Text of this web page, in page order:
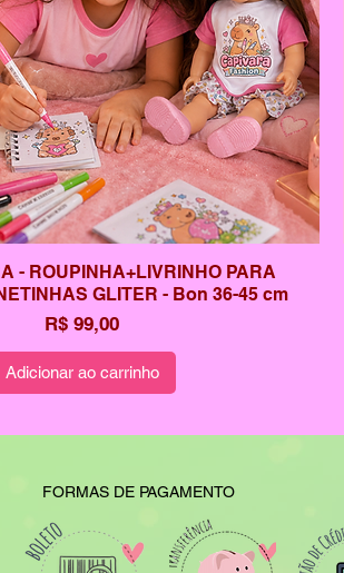
- ROUPINHA+LIVRINHO PARA
GLITER - Bon 36-45 cm
Preço
R$ 99,00
Adicionar ao carrinho
FORMAS DE PAGAMENTO